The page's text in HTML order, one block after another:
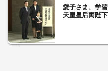
愛子さま、学
天皇皇后両陛